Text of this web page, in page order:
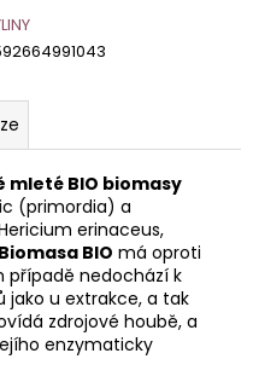
mleté BIO biomasy
(primordia) a
erinaceus,
Biomasa BIO má oproti
případě nedochází k
jako u extrakce, a tak
zdrojové houbě, a
enzymaticky